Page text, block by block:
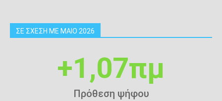
ΣΕ ΣΧΕΣΗ ΜΕ ΜΑΙΟ 2026
+1,07πμ
Πρόθεση ψήφου